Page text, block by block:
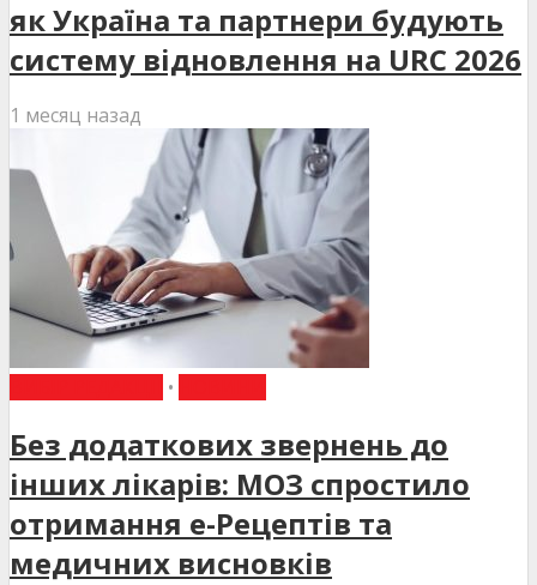
як Україна та партнери будують
систему відновлення на URC 2026
1 месяц назад
•
Без додаткових звернень до
інших лікарів: МОЗ спростило
отримання е-Рецептів та
медичних висновків